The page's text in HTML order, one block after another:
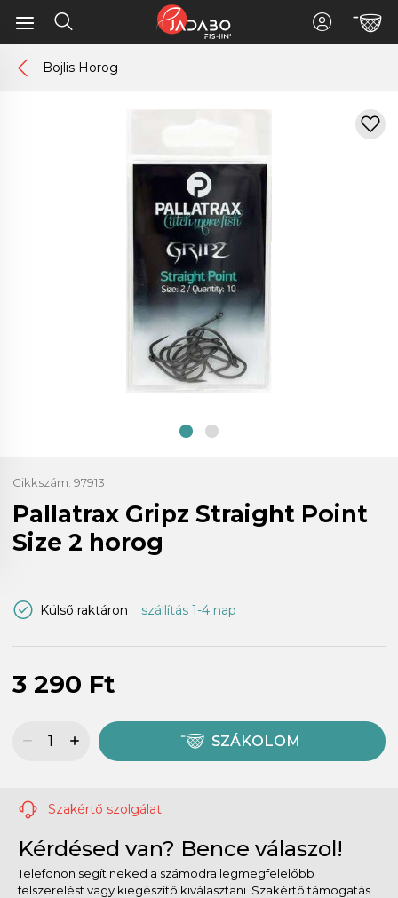
Bojlis Horog
Cikkszám: 97913
Pallatrax Gripz Straight Point
Size 2 horog
Külső raktáron szállítás 1-4 nap
3 290 Ft
SZÁKOLOM
Szakértő szolgálat
Kérdésed van? Bence válaszol!
Telefonon segít neked a számodra legmegfelelőbb
felszerelést vagy kiegészítő kiválasztani. Szakértő támogatás